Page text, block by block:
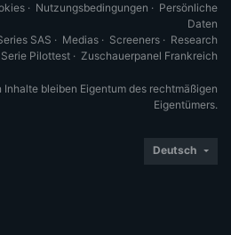
· Nutzungsbedingungen · Persönliche
Daten
SAS · Medias · Screeners · Research
Pilottest · Zuschauerpanel Frankreich
bleiben Eigentum des rechtmäßigen
Eigentümers.
Deutsch